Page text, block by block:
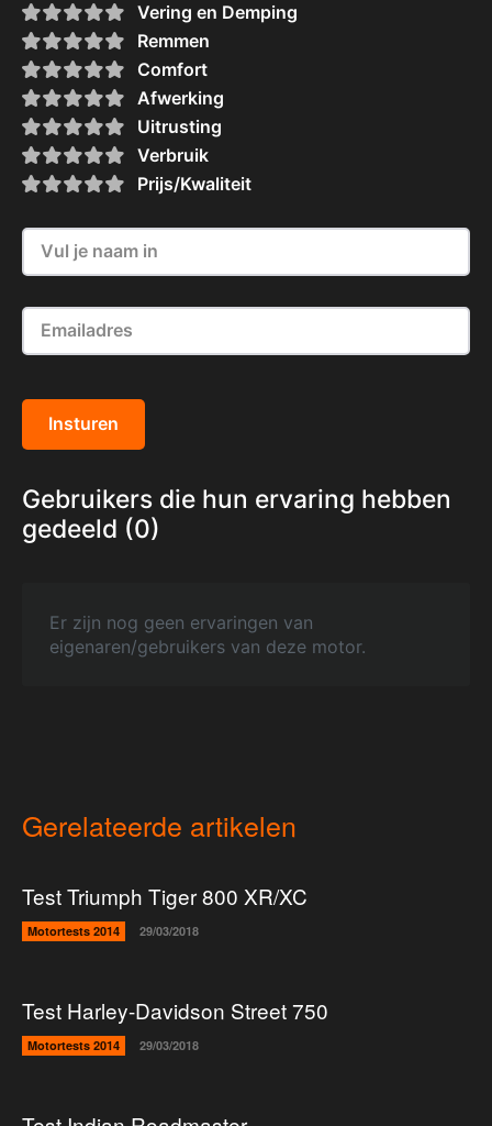
Vering en Demping
Remmen
Comfort
Afwerking
Uitrusting
Verbruik
Prijs/Kwaliteit
Insturen
Gebruikers die hun ervaring hebben
gedeeld (0)
Er zijn nog geen ervaringen van
eigenaren/gebruikers van deze motor.
Gerelateerde artikelen
Test Triumph Tiger 800 XR/XC
Motortests 2014 29/03/2018
Test Harley-Davidson Street 750
Motortests 2014 29/03/2018